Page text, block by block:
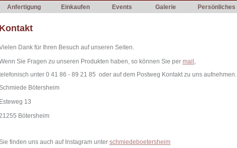
Anfertigung Einkaufen Events Galerie Persönliches
Kontakt
Dank für Ihren Besuch auf unseren Seiten.
Sie Fragen zu unseren Produkten haben, so können Sie per mail,
unter 0 41 86 - 89 21 85 oder auf dem Postweg Kontakt zu uns aufnehmen.
Bötersheim
Esteweg 13
Bötersheim
finden uns auch auf Instagram unter schmiedeboetersheim